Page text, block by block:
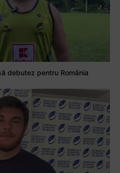
debutez pentru România